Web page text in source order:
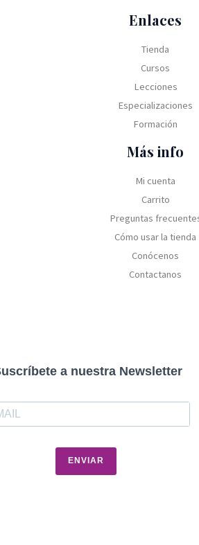
Enlaces
Tienda
Cursos
Lecciones
Especializaciones
Formación
Más info
Mi cuenta
Carrito
Preguntas
Cómo usar la tienda
Conócenos
Contactanos
a nuestra Newsletter
ENVIAR